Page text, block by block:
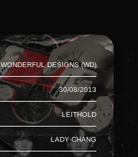
Wonderful Designs (WD)
30/08/2013
Leithold
Lady-Chang